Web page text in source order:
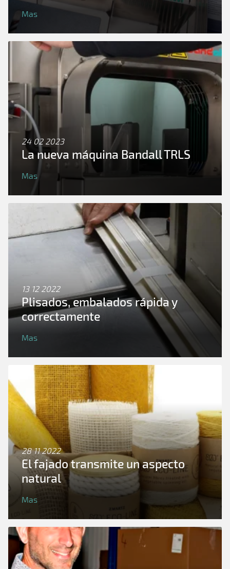
Mas
24 02 2023
La nueva máquina Bandall TRLS
Mas
13 12 2022
Plisados, embalados rápida y
correctamente
Mas
28 11 2022
El fajado transmite un aspecto
natural
Mas